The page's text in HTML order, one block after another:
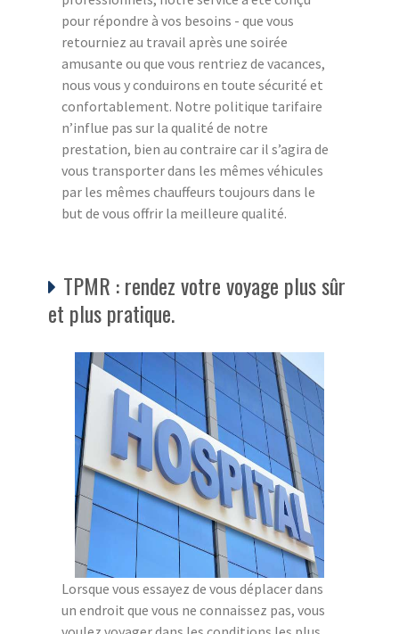
pour répondre à vos besoins - que vous
retourniez au travail après une soirée
amusante ou que vous rentriez de vacances,
nous vous y conduirons en toute sécurité et
confortablement. Notre politique tarifaire
n’influe pas sur la qualité de notre
prestation, bien au contraire car il s’agira de
vous transporter dans les mêmes véhicules
par les mêmes chauffeurs toujours dans le
but de vous offrir la meilleure qualité.
TPMR : rendez votre voyage plus sûr
et plus pratique.
Lorsque vous essayez de vous déplacer dans
un endroit que vous ne connaissez pas, vous